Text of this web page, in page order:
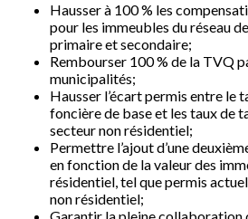
Hausser à 100 % les
pour les immeubles du réseau
primaire et secondaire;
Rembourser 100 % de la TVQ
municipalités;
Hausser l’écart permis entre le
foncière de base et les taux de
secteur non résidentiel;
Permettre l’ajout d’une
en fonction de la valeur des
résidentiel, tel que permis
non résidentiel;